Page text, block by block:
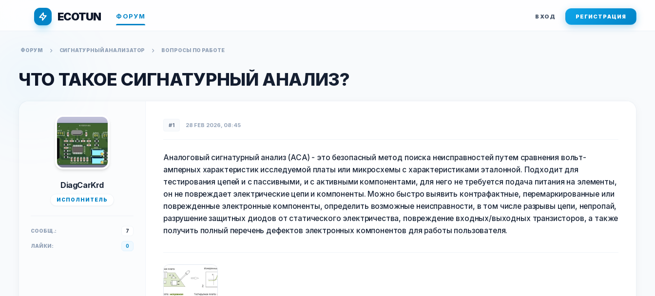
ECOTUN ФОРУМ ВХОД РЕГИСТРАЦИЯ
ФОРУМ СИГНАТУРНЫЙ АНАЛИЗАТОР ВОПРОСЫ ПО РАБОТЕ
ЧТО ТАКОЕ СИГНАТУРНЫЙ АНАЛИЗ?
DiagCarKrd
ИСПОЛНИТЕЛЬ
СООБЩ.: 7
ЛАЙКИ: 0
#1 28 FEB 2026, 08:45
Аналоговый сигнатурный анализ (АСА) - это безопасный метод поиска неисправностей путем сравнения вольт-
амперных характеристик исследуемой платы или микросхемы с характеристиками эталонной. Подходит для
тестирования цепей и с пассивными, и с активными компонентами, для него не требуется подача питания на элементы,
он не повреждает электрические цепи и компоненты. Можно быстро выявить контрафактные, перемаркированные или
поврежденные электронные компоненты, определить возможные неисправности, в том числе разрывы цепи, непропай,
разрушение защитных диодов от статического электричества, повреждение входных/выходных транзисторов, а также
получить полный перечень дефектов электронных компонентов для работы пользователя.